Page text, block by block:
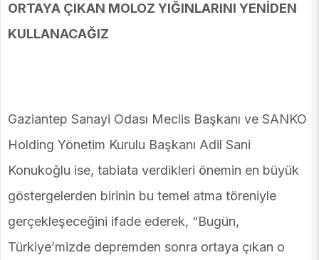
ORTAYA ÇIKAN MOLOZ YIĞINLARINI YENİDEN
KULLANACAĞIZ
Gaziantep Sanayi Odası Meclis Başkanı ve SANKO
Holding Yönetim Kurulu Başkanı Adil Sani
Konukoğlu ise, tabiata verdikleri önemin en büyük
göstergelerden birinin bu temel atma töreniyle
gerçekleşeceğini ifade ederek, “Bugün,
Türkiye’mizde depremden sonra ortaya çıkan o